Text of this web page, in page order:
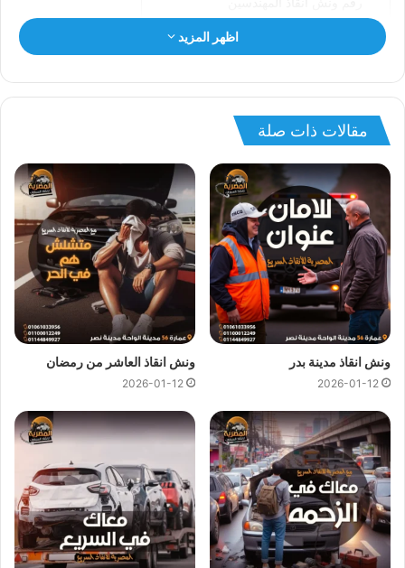
ونش سيارات المهندسين
انقاذ السيارات بالمهندسين
ونش انقاذ المهندسين
ونش المهندسين
ونش انقاذ المهندسين
ونش انقاذ المهندسيناسرع و ارخصونش انقاذفي المهندسين
بخصم 50% لأننا
ارخص ونش انقاذ في المهندسين ونتميز باننااسرع
ونش انقاذفي المهندسين وسعر ونش انقاذثابت لدينا ولن يتم
مطالبتك بأي رسوم إضافية أو إكرامية لاناسعار ونش انقاذ سيارات
لدينا تعتبر رمزية لأننا نمتلكونش انقاذ قريبونقدم خدماتنا بارخص
اقرب ونش انقاذفي المهندسين ،فريق المساعدة على اتم الاستعداد
وجاهز دائما لمساعدتك في اي وقت خلال النهار او الليل لمساعدتك
تشمل خدمات الانقاذ السريع للسيارات في المهندسين علي ما يلي:
انقاذالسيارات
نقل السيارات
اظهر المزيد
مقالات ذات صلة
ونش انقاذ مدينة بدر
2026-01-12
ونش انقاذ العاشر من رمضان
2026-01-12